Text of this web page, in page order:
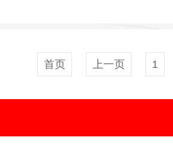
首页 上一页 1